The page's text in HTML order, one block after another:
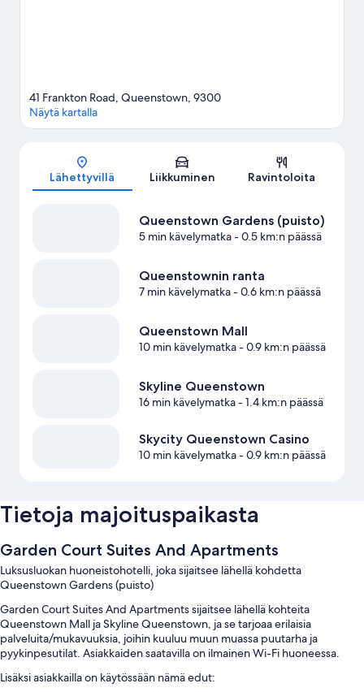
Kartta
41 Frankton Road, Queenstown, 9300
Näytä kartalla
Lähettyvillä Liikkuminen Ravintoloita
Queenstown Gardens (puisto)
5 min kävelymatka- 0.5 km:n päässä
Queenstownin ranta
7 min kävelymatka- 0.6 km:n päässä
Queenstown Mall
10 min kävelymatka- 0.9 km:n päässä
Skyline Queenstown
16 min kävelymatka- 1.4 km:n päässä
Skycity Queenstown Casino
10 min kävelymatka- 0.9 km:n päässä
Tietoja majoituspaikasta
Garden Court Suites And Apartments
Luksusluokan huoneistohotelli, joka sijaitsee lähellä kohdetta
Queenstown Gardens (puisto)
Garden Court Suites And Apartments sijaitsee lähellä kohteita
Queenstown Mall ja Skyline Queenstown, ja se tarjoaa erilaisia
palveluita/mukavuuksia, joihin kuuluu muun muassa puutarha ja
pyykinpesutilat. Asiakkaiden saatavilla on ilmainen Wi-Fi huoneessa.
Lisäksi asiakkailla on käytössään nämä edut: